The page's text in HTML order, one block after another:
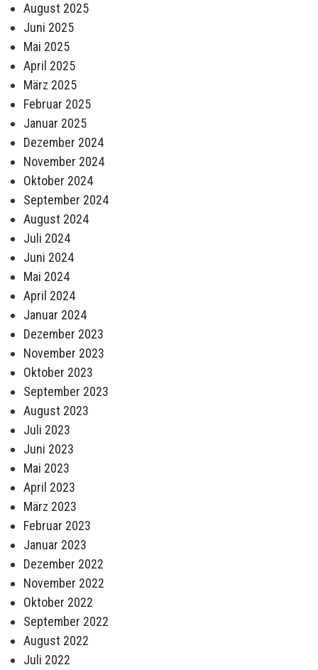
August 2025
Juni 2025
Mai 2025
April 2025
März 2025
Februar 2025
Januar 2025
Dezember 2024
November 2024
Oktober 2024
September 2024
August 2024
Juli 2024
Juni 2024
Mai 2024
April 2024
Januar 2024
Dezember 2023
November 2023
Oktober 2023
September 2023
August 2023
Juli 2023
Juni 2023
Mai 2023
April 2023
März 2023
Februar 2023
Januar 2023
Dezember 2022
November 2022
Oktober 2022
September 2022
August 2022
Juli 2022